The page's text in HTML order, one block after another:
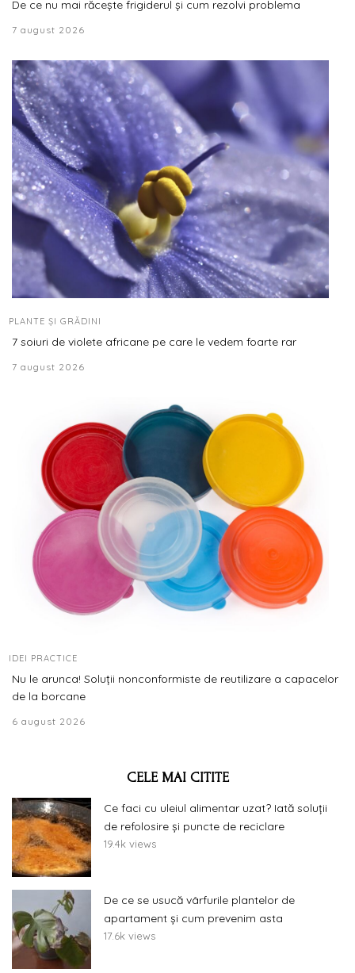
De ce nu mai răcește frigiderul și cum rezolvi problema
7 august 2026
PLANTE ȘI GRĂDINI
7 soiuri de violete africane pe care le vedem foarte rar
7 august 2026
IDEI PRACTICE
Nu le arunca! Soluții nonconformiste de reutilizare a capacelor
de la borcane
6 august 2026
CELE MAI CITITE
Ce faci cu uleiul alimentar uzat? Iată soluții
de refolosire și puncte de reciclare
19.4k views
De ce se usucă vârfurile plantelor de
apartament și cum prevenim asta
17.6k views